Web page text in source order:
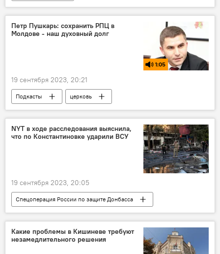
Петр Пушкарь: сохранить РПЦ в
Молдове - наш духовный долг
1:05
19 сентября 2023, 20:21
Подкасты
церковь
Православная Церковь
Молдавская православная церковь
NYT в ходе расследования выяснила,
что по Константиновке ударили ВСУ
19 сентября 2023, 20:05
Спецоперация России по защите Донбасса
Украина
Какие проблемы в Кишиневе требуют
незамедлительного решения